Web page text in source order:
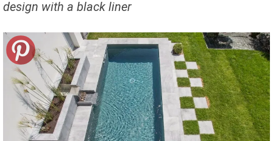
design with a black liner